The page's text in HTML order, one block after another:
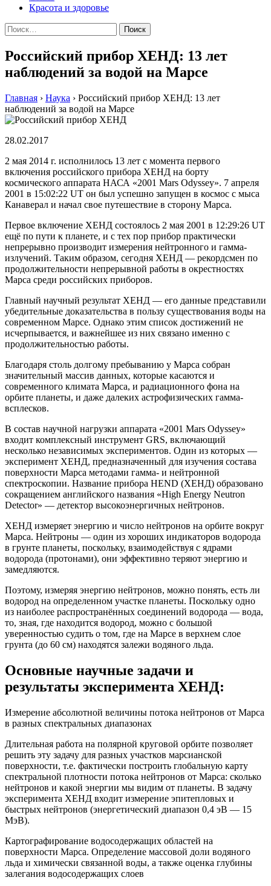
Красота и здоровье
Найти:
Российский прибор ХЕНД: 13 лет
наблюдений за водой на Марсе
Главная › Наука › Российский прибор ХЕНД: 13 лет
наблюдений за водой на Марсе
28.02.2017
2 мая 2014 г. исполнилось 13 лет с момента первого
включения российского прибора ХЕНД на борту
космического аппарата НАСА «2001 Mars Odyssey». 7 апреля
2001 в 15:02:22 UT он был успешно запущен в космос с мыса
Канаверал и начал свое путешествие в сторону Марса.
Первое включение ХЕНД состоялось 2 мая 2001 в 12:29:26 UT
ещё по пути к планете, и с тех пор прибор практически
непрерывно производит измерения нейтронного и гамма-
излучений. Таким образом, сегодня ХЕНД — рекордсмен по
продолжительности непрерывной работы в окрестностях
Марса среди российских приборов.
Главный научный результат ХЕНД — его данные представили
убедительные доказательства в пользу существования воды на
современном Марсе. Однако этим список достижений не
исчерпывается, и важнейшее из них связано именно с
продолжительностью работы.
Благодаря столь долгому пребыванию у Марса собран
значительный массив данных, которые касаются и
современного климата Марса, и радиационного фона на
орбите планеты, и даже далеких астрофизических гамма-
всплесков.
В состав научной нагрузки аппарата «2001 Mars Odyssey»
входит комплексный инструмент GRS, включающий
несколько независимых экспериментов. Один из которых —
эксперимент ХЕНД, предназначенный для изучения состава
поверхности Марса методами гамма- и нейтронной
спектроскопии. Название прибора HEND (ХЕНД) образовано
сокращением английского названия «High Energy Neutron
Detector» — детектор высокоэнергичных нейтронов.
ХЕНД измеряет энергию и число нейтронов на орбите вокруг
Марса. Нейтроны — один из хороших индикаторов водорода
в грунте планеты, поскольку, взаимодействуя с ядрами
водорода (протонами), они эффективно теряют энергию и
замедляются.
Поэтому, измеряя энергию нейтронов, можно понять, есть ли
водород на определенном участке планеты. Поскольку одно
из наиболее распространённых соединений водорода — вода,
то, зная, где находится водород, можно с большой
уверенностью судить о том, где на Марсе в верхнем слое
грунта (до 60 см) находятся залежи водяного льда.
Основные научные задачи и
результаты эксперимента ХЕНД:
Измерение абсолютной величины потока нейтронов от Марса
в разных спектральных диапазонах
Длительная работа на полярной круговой орбите позволяет
решить эту задачу для разных участков марсианской
поверхности, т.е. фактически построить глобальную карту
спектральной плотности потока нейтронов от Марса: сколько
нейтронов и какой энергии мы видим от планеты. В задачу
эксперимента ХЕНД входит измерение эпитепловых и
быстрых нейтронов (энергетический диапазон 0,4 эВ — 15
МэВ).
Картографирование водосодержащих областей на
поверхности Марса. Определение массовой доли водяного
льда и химически связанной воды, а также оценка глубины
залегания водосодержащих слоев